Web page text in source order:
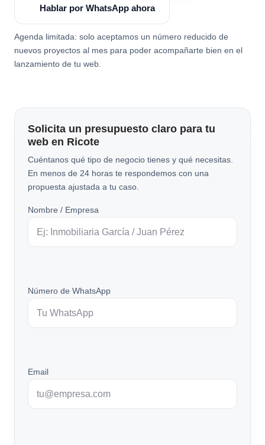
Hablar por WhatsApp ahora
Agenda limitada: solo aceptamos un número reducido de
nuevos proyectos al mes para poder acompañarte bien en el
lanzamiento de tu web.
Solicita un presupuesto claro para tu
web en Ricote
Cuéntanos qué tipo de negocio tienes y qué necesitas.
En menos de 24 horas te respondemos con una
propuesta ajustada a tu caso.
Nombre / Empresa
Número de WhatsApp
Email